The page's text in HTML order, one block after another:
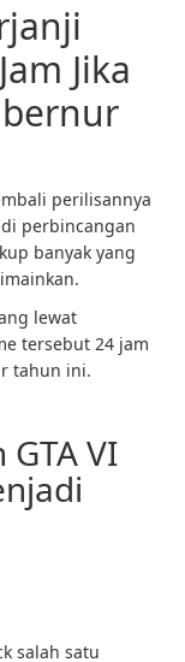
Jika
perilisannya
perbincangan
banyak yang
lewat
tersebut 24 jam
tahun ini.
VI
salah satu